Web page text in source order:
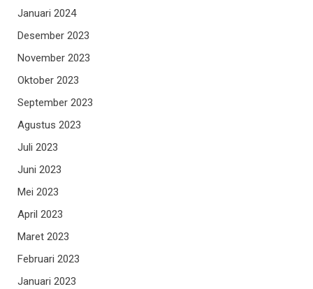
Januari 2024
Desember 2023
November 2023
Oktober 2023
September 2023
Agustus 2023
Juli 2023
Juni 2023
Mei 2023
April 2023
Maret 2023
Februari 2023
Januari 2023